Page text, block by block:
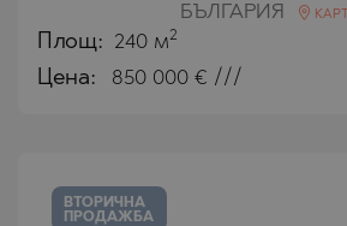
БЪЛГАРИЯ
Площ: 240 м2
Цена: 850 000 € ///
ВТОРИЧНА
ПРОДАЖБА